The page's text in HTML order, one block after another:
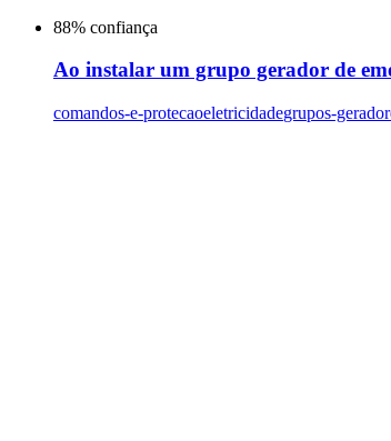
88% confiança
Ao instalar um grupo gerador de
comandos-e-protecaoeletricidadegrupos-